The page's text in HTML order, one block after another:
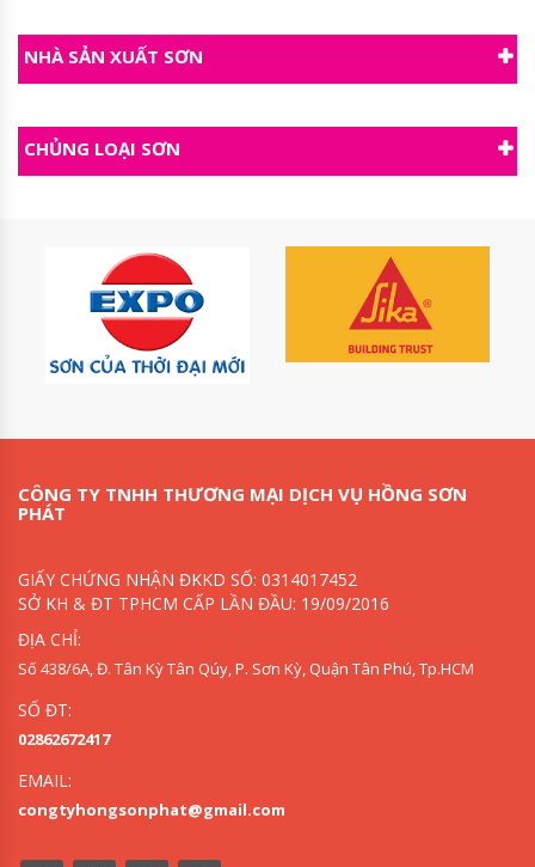
NHÀ SẢN XUẤT SƠN
CHỦNG LOẠI SƠN
CÔNG TY TNHH THƯƠNG MẠI DỊCH VỤ HỒNG SƠN
PHÁT
GIẤY CHỨNG NHẬN ĐKKD SỐ: 0314017452
SỞ KH & ĐT TPHCM CẤP LẦN ĐẦU: 19/09/2016
ĐỊA CHỈ:
Số 438/6A, Đ. Tân Kỳ Tân Qúy, P. Sơn Kỳ, Quận Tân Phú, Tp.HCM
SỐ ĐT:
02862672417
EMAIL:
congtyhongsonphat@gmail.com